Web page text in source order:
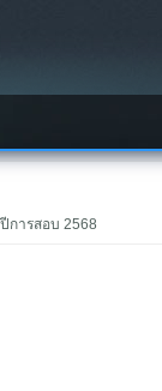
การสอบ 2568